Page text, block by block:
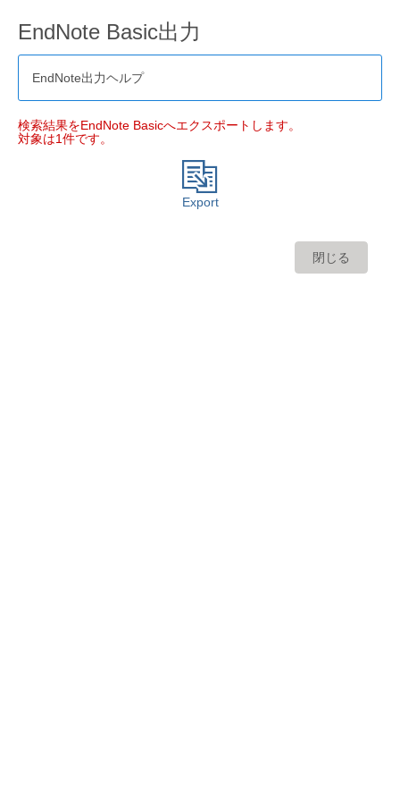
EndNote Basic出力
EndNote出力ヘルプ
検索結果をEndNote Basicへエクスポートします。
対象は1件です。
Export